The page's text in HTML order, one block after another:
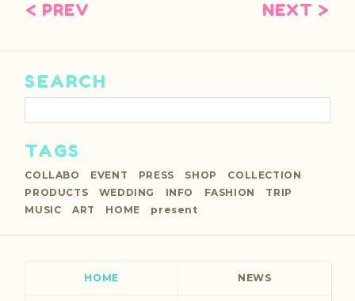
NEXT >
< PREV
SEARCH
TAGS
COLLABO EVENT PRESS SHOP
COLLECTION
PRODUCTS
WEDDING INFO FASHION
TRIP
MUSIC
ART HOME present
HOME NEWS